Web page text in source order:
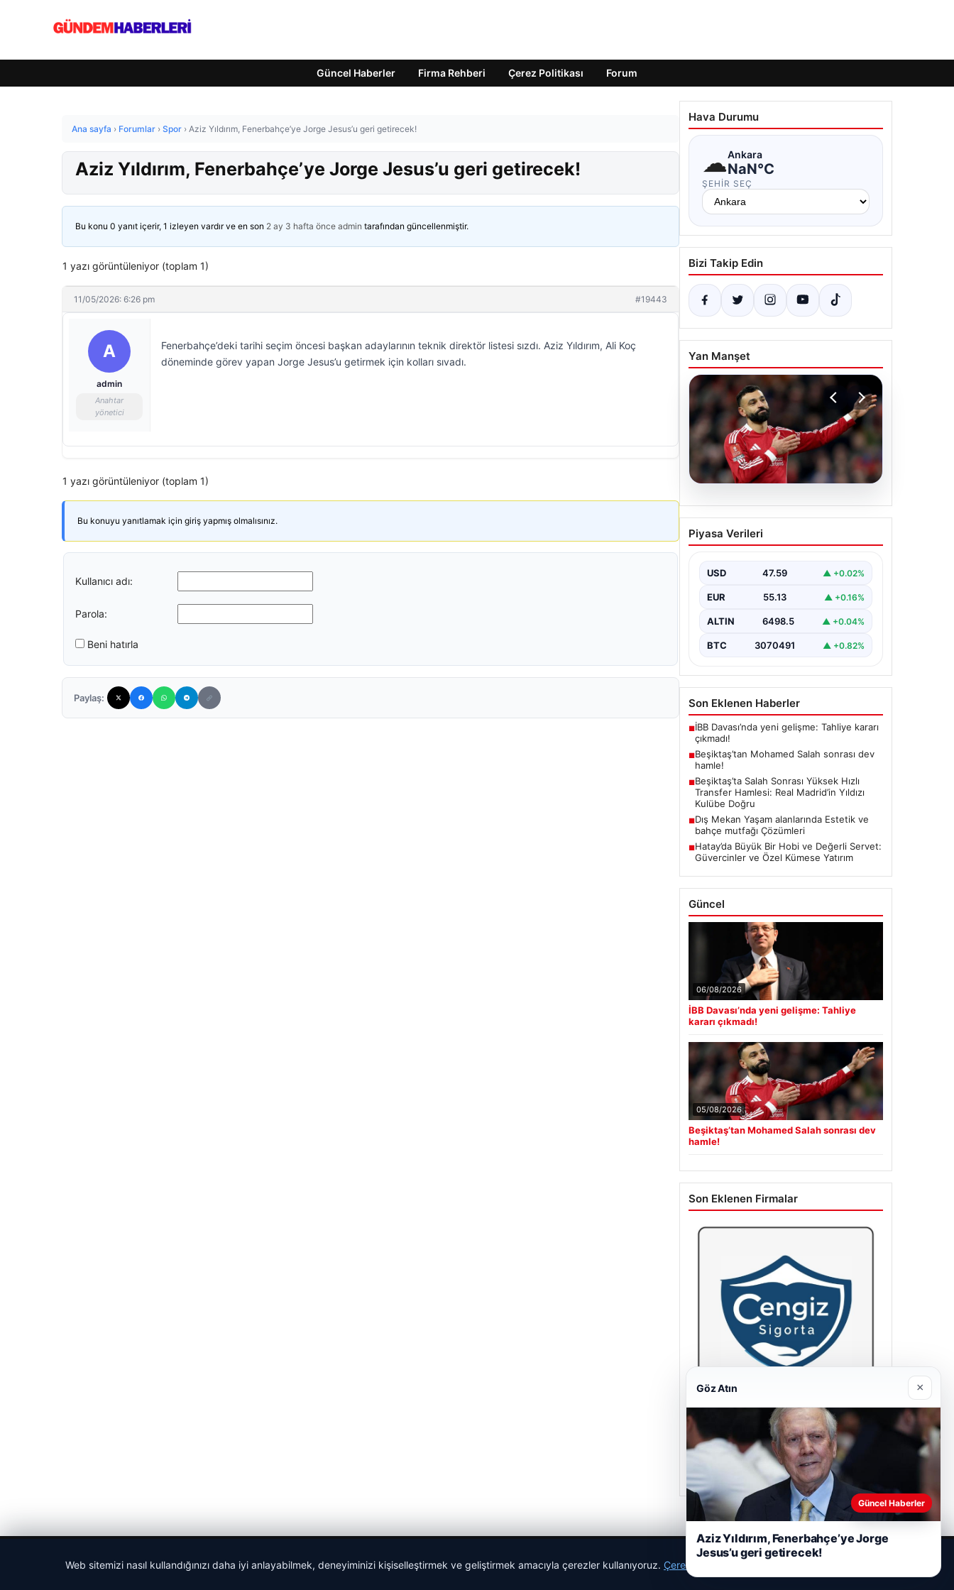
Güncel Haberler Firma Rehberi Çerez Politikası Forum
Ana sayfa › Forumlar › Spor › Aziz Yıldırım, Fenerbahçe’ye Jorge Jesus’u geri getirecek!
Aziz Yıldırım, Fenerbahçe’ye Jorge Jesus’u geri getirecek!
Bu konu 0 yanıt içerir, 1 izleyen vardır ve en son 2 ay 3 hafta önce admin tarafından güncellenmiştir.
1 yazı görüntüleniyor (toplam 1)
11/05/2026: 6:26 pm #19443
A
admin
Anahtar
yönetici
Fenerbahçe’deki tarihi seçim öncesi başkan adaylarının teknik direktör listesi sızdı. Aziz Yıldırım, Ali Koç
döneminde görev yapan Jorge Jesus’u getirmek için kolları sıvadı.
1 yazı görüntüleniyor (toplam 1)
Bu konuyu yanıtlamak için giriş yapmış olmalısınız.
Kullanıcı adı:
Parola:
Beni hatırla
Paylaş:
Hava Durumu
☁Ankara
NaN°C
ŞEHIR SEÇ
Bizi Takip Edin
Yan Manşet
05.08.2026
Beşiktaş’tan Mohamed
Salah sonrası dev hamle!
Piyasa Verileri
USD 47.59 ▲ +0.02%
EUR 55.13 ▲ +0.16%
ALTIN 6498.5 ▲ +0.04%
BTC 3070491 ▲ +0.82%
Son Eklenen Haberler
■İBB Davası’nda yeni gelişme: Tahliye kararı
çıkmadı!
■Beşiktaş’tan Mohamed Salah sonrası dev
hamle!
■Beşiktaş’ta Salah Sonrası Yüksek Hızlı
Transfer Hamlesi: Real Madrid’in Yıldızı
Kulübe Doğru
■Dış Mekan Yaşam alanlarında Estetik ve
bahçe mutfağı Çözümleri
■Hatay’da Büyük Bir Hobi ve Değerli Servet:
Güvercinler ve Özel Kümese Yatırım
Güncel
06/08/2026
İBB Davası’nda yeni gelişme: Tahliye
kararı çıkmadı!
05/08/2026
Beşiktaş’tan Mohamed Salah sonrası dev
hamle!
Son Eklenen Firmalar
Cengiz Sigorta
23/06/2026
Web sitemizi nasıl kullandığınızı daha iyi anlayabilmek, deneyiminizi kişiselleştirmek ve geliştirmek amacıyla çerezler kullanıyoruz. Çerez Politikamız
Göz Atın ×
Güncel Haberler
Aziz Yıldırım, Fenerbahçe’ye Jorge
Jesus’u geri getirecek!